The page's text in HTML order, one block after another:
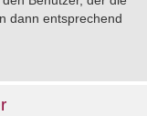
dann entsprechend